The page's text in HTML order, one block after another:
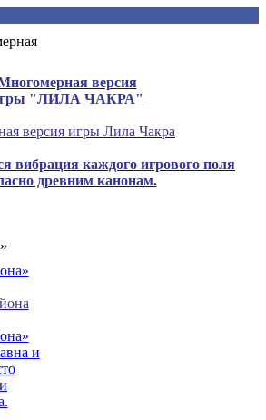
версия
"ЛИЛА ЧАКРА"
вибрация каждого игрового поля
древним канонам.
и